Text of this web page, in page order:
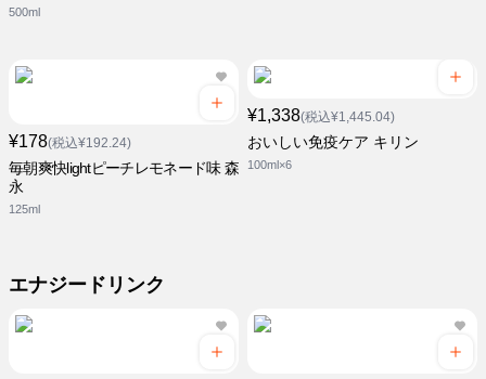
500ml
¥178(税込¥192.24)
毎朝爽快lightピーチレモネード味 森
永
125ml
¥1,338(税込¥1,445.04)
おいしい免疫ケア キリン
100ml×6
エナジードリンク